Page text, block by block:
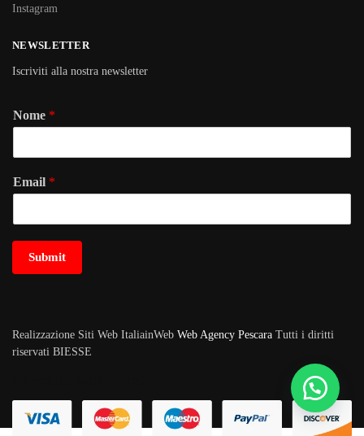
Instagram
NEWSLETTER
Iscriviti alla nostra newsletter
Nome *
Email *
Submit
Realizzazione Siti Web ItaliainWeb Web Agency Pescara Tutti i diritti
riservati BIESSE